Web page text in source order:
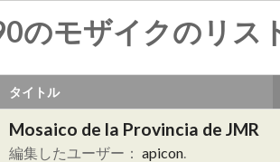
のモザイクのリス
タイトル
Mosaico de la Provincia de JMR
編集したユーザー： apicon